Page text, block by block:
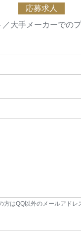
応募求人
大手メーカーでの
はQQ以外のメールアドレ